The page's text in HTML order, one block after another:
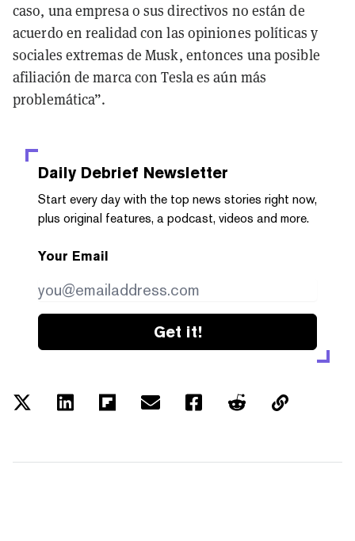
caso, una empresa o sus directivos no están de
acuerdo en realidad con las opiniones políticas y
sociales extremas de Musk, entonces una posible
afiliación de marca con Tesla es aún más
problemática”.
Daily Debrief Newsletter
Start every day with the top news stories right now,
plus original features, a podcast, videos and more.
Your Email
Get it!